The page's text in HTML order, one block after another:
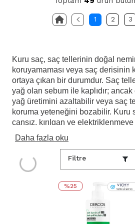
1 2 3
Kuru saç, saç tellerinin doğal
koruyamaması veya saç derisinin
ortaya çıkan bir durumdur. Saç
yağ olan sebum ile kaplıdır;
yağ üretimini azaltabilir veya saç
koruma yeteneğini bozabilir. Kuru
cansız, kırılgan ve
kendini gösterir.
Kuru saçın başlıca nedenleri
yıkama, aşırı sıcak su kullanımı,
maruz kalma (saç kurutma
kimyasal işlemler (açma, perma,
ürün kullanımı, genetik faktörler,
yetersiz beslenme bulunabilir. Bu
kurutabilir ve saç derisinde nem
Daha fazla oku
Filtre
%25